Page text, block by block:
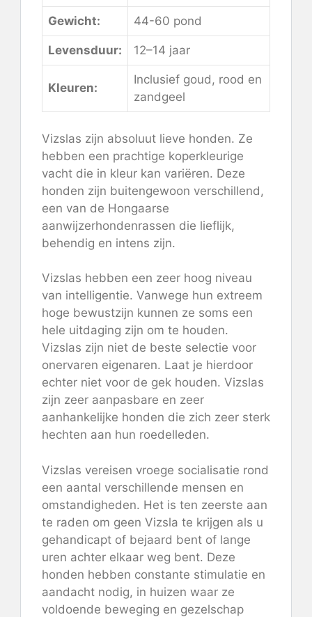
Gewicht: 44-60 pond
Levensduur: 12–14 jaar
Kleuren:
Inclusief goud, rood en
zandgeel
Vizslas zijn absoluut lieve honden. Ze
hebben een prachtige koperkleurige
vacht die in kleur kan variëren. Deze
honden zijn buitengewoon verschillend,
een van de Hongaarse
aanwijzerhondenrassen die lieflijk,
behendig en intens zijn.
Vizslas hebben een zeer hoog niveau
van intelligentie. Vanwege hun extreem
hoge bewustzijn kunnen ze soms een
hele uitdaging zijn om te houden.
Vizslas zijn niet de beste selectie voor
onervaren eigenaren. Laat je hierdoor
echter niet voor de gek houden. Vizslas
zijn zeer aanpasbare en zeer
aanhankelijke honden die zich zeer sterk
hechten aan hun roedelleden.
Vizslas vereisen vroege socialisatie rond
een aantal verschillende mensen en
omstandigheden. Het is ten zeerste aan
te raden om geen Vizsla te krijgen als u
gehandicapt of bejaard bent of lange
uren achter elkaar weg bent. Deze
honden hebben constante stimulatie en
aandacht nodig, in huizen waar ze
voldoende beweging en gezelschap